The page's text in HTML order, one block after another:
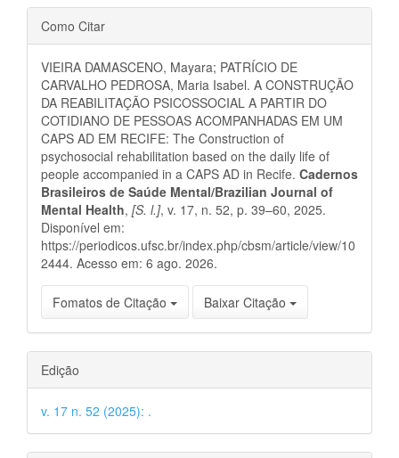
Detalhes
do
artigo
Como Citar
VIEIRA DAMASCENO, Mayara; PATRÍCIO DE
CARVALHO PEDROSA, Maria Isabel. A CONSTRUÇÃO
DA REABILITAÇÃO PSICOSSOCIAL A PARTIR DO
COTIDIANO DE PESSOAS ACOMPANHADAS EM UM
CAPS AD EM RECIFE: The Construction of
psychosocial rehabilitation based on the daily life of
people accompanied in a CAPS AD in Recife. Cadernos
Brasileiros de Saúde Mental/Brazilian Journal of
Mental Health, [S. l.], v. 17, n. 52, p. 39–60, 2025.
Disponível em:
https://periodicos.ufsc.br/index.php/cbsm/article/view/10
2444. Acesso em: 6 ago. 2026.
Fomatos de Citação Baixar Citação
Edição
v. 17 n. 52 (2025): .